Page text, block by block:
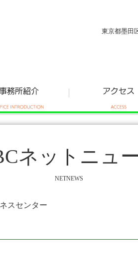
東京都墨田
ネットニュ
NETNEWS
スセンター